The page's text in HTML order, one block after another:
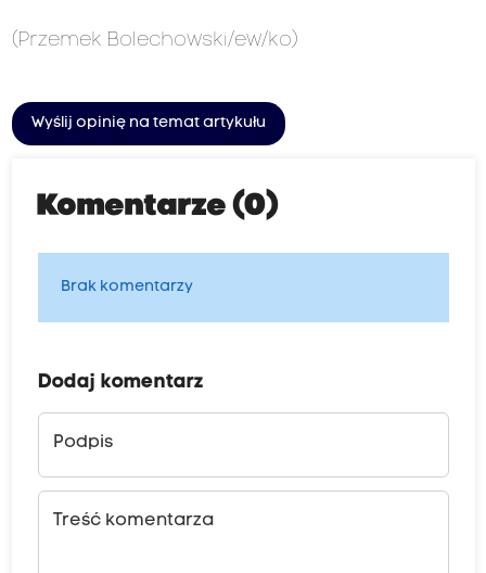
(Przemek Bolechowski/ew/ko)
Wyślij opinię na temat artykułu
Komentarze (0)
Brak komentarzy
Dodaj komentarz
Podpis
Treść komentarza